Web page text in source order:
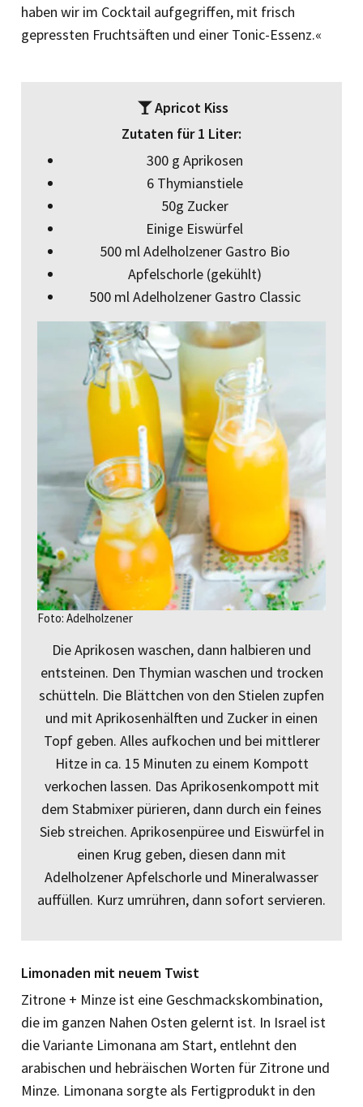
haben wir im Cocktail aufgegriffen, mit frisch
gepressten Fruchtsäften und einer Tonic-Essenz.«
Apricot Kiss
Zutaten für 1 Liter:
300 g Aprikosen
6 Thymianstiele
50g Zucker
Einige Eiswürfel
500 ml Adelholzener Gastro Bio
Apfelschorle (gekühlt)
500 ml Adelholzener Gastro Classic
Foto: Adelholzener
Die Aprikosen waschen, dann halbieren und
entsteinen. Den Thymian waschen und trocken
schütteln. Die Blättchen von den Stielen zupfen
und mit Aprikosenhälften und Zucker in einen
Topf geben. Alles aufkochen und bei mittlerer
Hitze in ca. 15 Minuten zu einem Kompott
verkochen lassen. Das Aprikosenkompott mit
dem Stabmixer pürieren, dann durch ein feines
Sieb streichen. Aprikosenpüree und Eiswürfel in
einen Krug geben, diesen dann mit
Adelholzener Apfelschorle und Mineralwasser
auffüllen. Kurz umrühren, dann sofort servieren.
Limonaden mit neuem Twist
Zitrone + Minze ist eine Geschmackskombination,
die im ganzen Nahen Osten gelernt ist. In Israel ist
die Variante Limonana am Start, entlehnt den
arabischen und hebräischen Worten für Zitrone und
Minze. Limonana sorgte als Fertigprodukt in den